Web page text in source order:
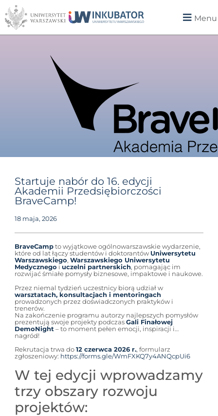
Menu
Startuje nabór do 16. edycji
Akademii Przedsiębiorczości
BraveCamp!
18 maja, 2026
BraveCamp to wyjątkowe ogólnowarszawskie wydarzenie,
które od lat łączy studentów i doktorantów Uniwersytetu
Warszawskiego, Warszawskiego Uniwersytetu
Medycznego i uczelni partnerskich, pomagając im
rozwijać śmiałe pomysły biznesowe, impaktowe i naukowe.
Przez niemal tydzień uczestnicy biorą udział w
warsztatach, konsultacjach i mentoringach
prowadzonych przez doświadczonych praktyków i
trenerów.
Na zakończenie programu autorzy najlepszych pomysłów
prezentują swoje projekty podczas Gali Finałowej
DemoNight – to moment pełen emocji, inspiracji i…
nagród!
Rekrutacja trwa do 12 czerwca 2026 r., formularz
zgłoszeniowy: https://forms.gle/WmFXKQ7y4ANQcpUi6
W tej edycji wprowadzamy
trzy obszary rozwoju
projektów: